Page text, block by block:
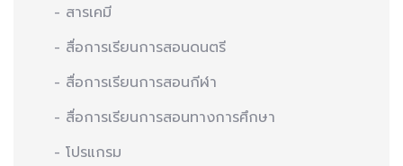
- สารเคมี
- สื่อการเรียนการสอนดนตรี
- สื่อการเรียนการสอนกีฬา
- สื่อการเรียนการสอนทางการศึกษา
- โปรแกรม